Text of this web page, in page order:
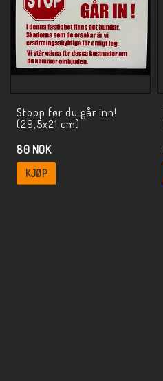
Stopp før du går inn!
(29,5x21 cm)
80 NOK
KJØP